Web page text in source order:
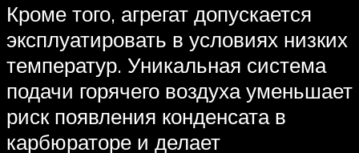
Кроме того, агрегат допускается
эксплуатировать в условиях низких
температур. Уникальная система
подачи горячего воздуха уменьшает
риск появления конденсата в
карбюраторе и делает